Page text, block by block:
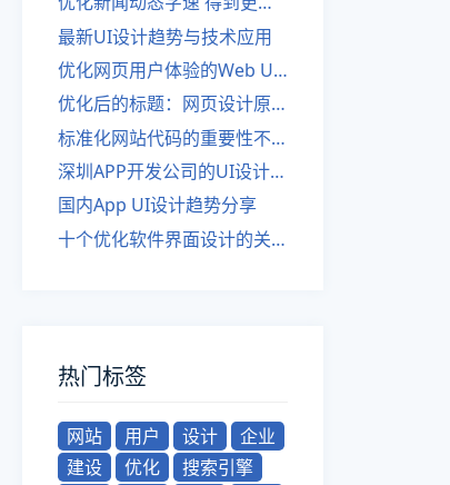
最新UI设计趋势与技术应用
优化网页用户体验的Web UI设计规范」
优化后的标题：网页设计原则及规范
标准化网站代码的重要性不容忽视
深圳APP开发公司的UI设计开发流程
国内App UI设计趋势分享
十个优化软件界面设计的关键要素」
热门标签
网站 用户 设计
企业
建设
优化
搜索引擎